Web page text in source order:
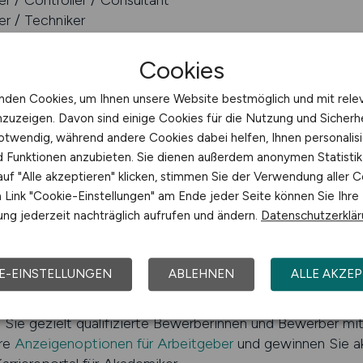
/ Techniker
Softwareentwickler
/ Verwaltungsbeamter
/ Forscher
dem Jobfinder-Service
, um passende Angebote automatisch per E-
akademische Karriere mit Struktur.
Fachkräfte gezielt ansprechen
Positionen in Ihrem Unternehmen, Ihrer
gezielt qualifizierte Bewerberinnen und Bewerber
Anzeigenoptionen für Arbeitgeberund gewinnen Sie
Cookies
Cookies, um Ihnen unsere Website bestmöglich und mit
Davon sind einige Cookies für die Nutzung und
während andere Cookies dabei helfen, Ihnen
Funktionen anzubieten. Sie dienen außerdem anonymen
"Alle akzeptieren" klicken, stimmen Sie der Verwendung aller
"Cookie-Einstellungen" am Ende jeder Seite können Sie Ihre
jederzeit nachträglich aufrufen und ändern.
EINSTELLUNGEN ABLEHNEN ALLE